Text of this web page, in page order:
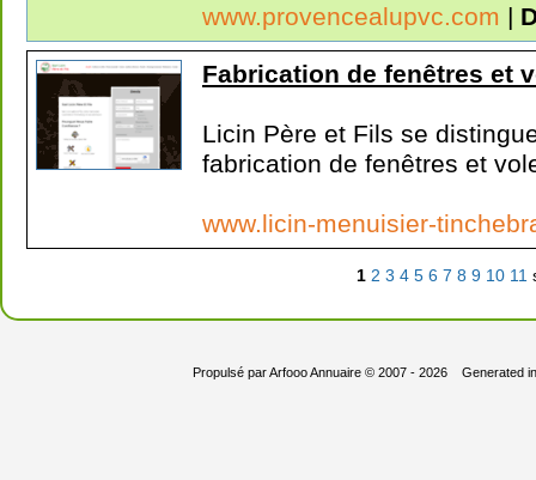
www.provencealupvc.com |
Fabrication de fenêtres et
Licin Père et Fils se
fabrication de fenêtres et
www.licin-menuisier-
1 2 3 4 5 6 7 8 9 10 11
Propulsé parArfooo Annuaire© 2007 - 2026 Generated